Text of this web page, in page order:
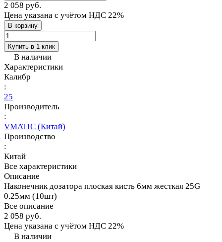
2 058 руб.
Цена указана с учётом НДС 22%
В корзину
Купить в 1 клик
В наличии
Характеристики
Калибр
:
25
Производитель
:
VMATIC (Китай)
Производство
:
Китай
Все характеристики
Описание
Наконечник дозатора плоская кисть 6мм жесткая 25G
0.25мм (10шт)
Все описание
2 058 руб.
Цена указана с учётом НДС 22%
В наличии